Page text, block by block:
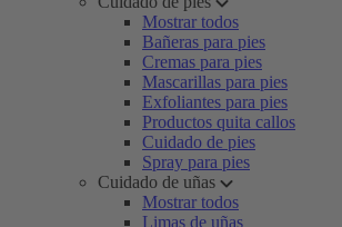
Mostrar todos
Bañeras para pies
Cremas para pies
Mascarillas para pies
Exfoliantes para pies
Productos quita callos
Cuidado de pies
Spray para pies
Cuidado de uñas
Mostrar todos
Limas de uñas